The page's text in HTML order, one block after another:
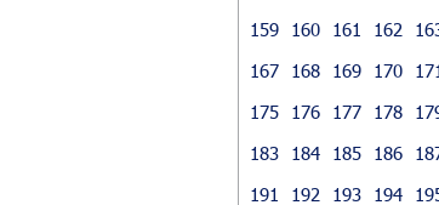
159
160 161 162
167
168 169 170 171
175
176 177 178
183
184 185 186
191
192 193 194